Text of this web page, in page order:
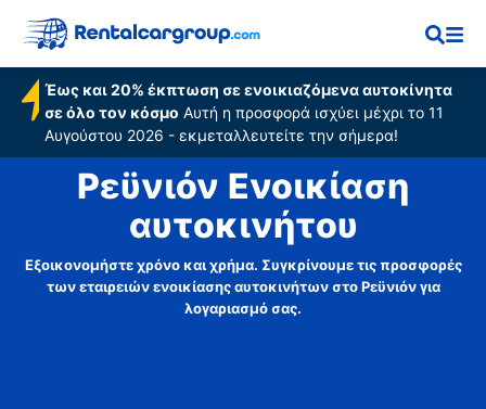
Έως και 20% έκπτωση σε ενοικιαζόμενα αυτοκίνητα
σε όλο τον κόσμο Αυτή η προσφορά ισχύει μέχρι το 11
Αυγούστου 2026 - εκμεταλλευτείτε την σήμερα!
Ρεϋνιόν Ενοικίαση
αυτοκινήτου
Εξοικονομήστε χρόνο και χρήμα. Συγκρίνουμε τις προσφορές
των εταιρειών ενοικίασης αυτοκινήτων στο Ρεϋνιόν για
λογαριασμό σας.